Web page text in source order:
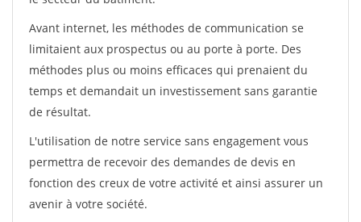
Avant internet, les méthodes de communication se
limitaient aux prospectus ou au porte à porte. Des
méthodes plus ou moins efficaces qui prenaient du
temps et demandait un investissement sans garantie
de résultat.
L'utilisation de notre service sans engagement vous
permettra de recevoir des demandes de devis en
fonction des creux de votre activité et ainsi assurer un
avenir à votre société.